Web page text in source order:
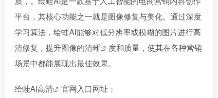
平台，其核心功能之一就是图像修复与美化。通过深度
学习算法，绘蛙AI能够对低分辨率或模糊的图片进行高
清修复，提升图像的清晰
度和质量，使其在各种营销
场景中都能展现出最佳效果。
绘蛙AI高清
官网入口网址：